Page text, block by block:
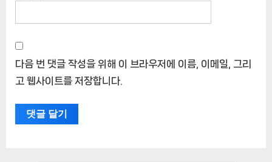
다음 번 댓글 작성을 위해 이 브라우저에 이름, 이메일, 그리
고 웹사이트를 저장합니다.